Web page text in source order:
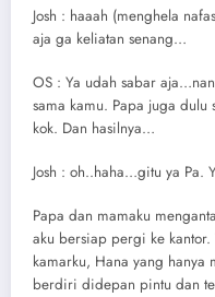
Josh : haaah (menghela
aja ga keliatan senang…
OS : Ya udah sabar
sama kamu. Papa juga dulu
kok. Dan hasilnya…
Josh : oh..haha…gitu ya Pa.
Papa dan mamaku
aku bersiap pergi ke
kamarku, Hana yang hanya
berdiri didepan pintu dan